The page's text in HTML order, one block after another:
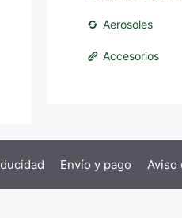
Aerosoles
Accesorios
Envío y pago Aviso